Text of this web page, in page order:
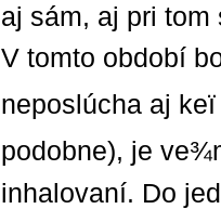
aj sám, aj pri tom
V tomto období
neposlúcha aj
podobne), je
inhalovaní. Do